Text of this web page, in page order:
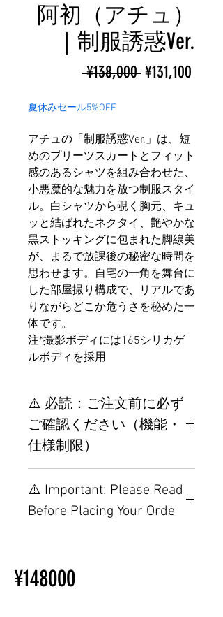
阿初（アチュ）
｜制服誘惑Ver.
¥138,000 ราคา
¥131,100
夏休みセール5%OFF
アチュの「制服誘惑Ver.」は、短
めのプリーツスカートとフィット
感のあるシャツを組み合わせた、
小悪魔的な魅力を放つ制服スタイ
ル。白シャツから覗く胸元、キュ
ッと結ばれたネクタイ、艶やかな
黒ストッキングに包まれた脚線美
が、まるで放課後の秘密な時間を
思わせます。自宅の一角を舞台に
した部屋撮り構成で、リアルであ
りながらどこか危うさを秘めた一
体です。
注*撮影ボディには165シリカゲ
ルボディを採用
⚠️ 必読：ご注文前に必ず
ご確認ください（機能・
仕様制限）
置制限について
その他の配置はTPEに関連し
ラブドール購入前に知ってお
⚠️ Important: Please Read
Before Placing Your Orde
Ordering
Other configurations are related
¥148000